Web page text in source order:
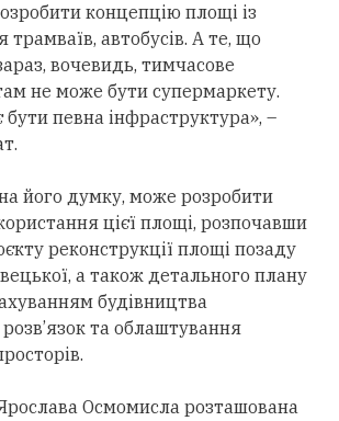
концепцію площі із
автобусів. А те, що
вочевидь, тимчасове
не може бути супермаркету.
бути певна інфраструктура», –
його думку, може розробити
цієї площі, розпочавши
реконструкції площі позаду
а також детального плану
будівництва
та облаштування
Осмомисла розташована